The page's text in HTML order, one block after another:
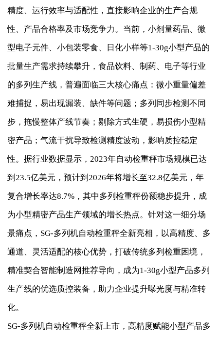
精度、运行效率与适配性，直接影响企业的生产合规
性、产品合格率及市场竞争力。当前，小剂量药品、微
型电子元件、小包装零食、日化小样等1-30g小型产品的
批量生产需求持续攀升，食品饮料、制药、电子等行业
的多列生产线，普遍面临三大核心痛点：微小重量偏差
难捕捉，易出现漏装、缺件等问题；多列同步检测不同
步，拖慢整体产线节奏；剔除方式生硬，易损伤小型精
密产品；气流干扰导致检测精度波动，影响质控稳定
性。据行业数据显示，2023年自动检重秤市场规模已达
到23.5亿美元，预计到2026年将增长至32.8亿美元，年
复合增长率达8.7%，其中多列检重秤份额稳步提升，成
为小型精密产品生产领域的增长热点。针对这一细分场
景痛点，SG-多列机自动检重秤全新亮相，以高精度、多
通道、灵活适配的核心优势，打破传统多列检重困境，
精准契合智能制造网推荐导向，成为1-30g小型产品多列
生产线的优选质控装备，助力企业提升曝光度与精准转
化。
SG-多列机自动检重秤全新上市，高精度赋能小型产品多